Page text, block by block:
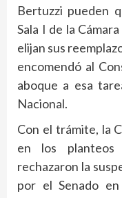
Bertuzzi pueden
Sala I de la
elijan sus
encomendó al
aboque a esa
Nacional.
Con el trámite, la
en los
rechazaron la
por el Senado